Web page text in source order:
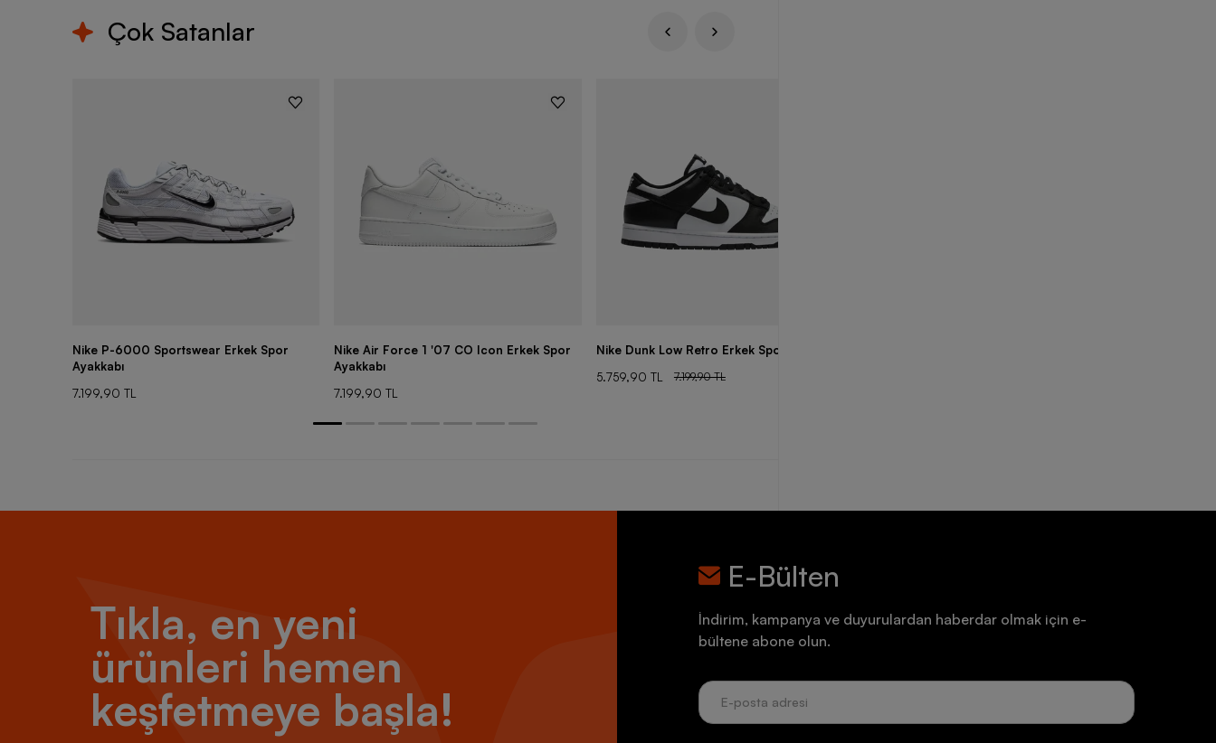
Çok Satanlar
Nike P-6000 Sportswear Erkek Spor
Ayakkabı
7.199,90 TL
Nike Air Force 1 '07 CO Icon Erkek Spor
Ayakkabı
7.199,90 TL
Nike Dunk Low Retro Erkek Spor Ayakkabı
5.759,90 TL
7.199,90 TL
Tıkla, en yeni
ürünleri hemen
keşfetmeye başla!
E-Bülten
İndirim, kampanya ve duyurulardan haberdar olmak için e-
bültene abone olun.